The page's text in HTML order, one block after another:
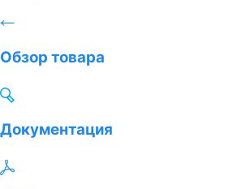
Обзор товара
Документация